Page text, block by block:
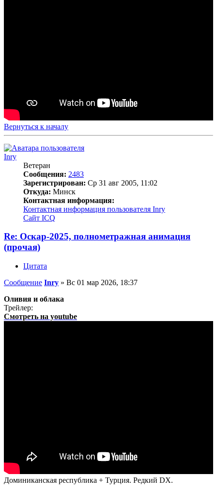
Вернуться к началу
Inry
Ветеран
Сообщения: 2483
Зарегистрирован: Ср 31 авг 2005, 11:02
Откуда: Минск
Контактная информация:
Контактная информация пользователя Inry
Сайт ICQ
Re: Оскар-2025, полнометражная анимация
(прочая)
Цитата
Сообщение Inry » Вс 01 мар 2026, 18:37
Оливия и облака
Трейлер:
Смотреть на youtube
Доминиканская республика + Турция. Рeдкий DX.